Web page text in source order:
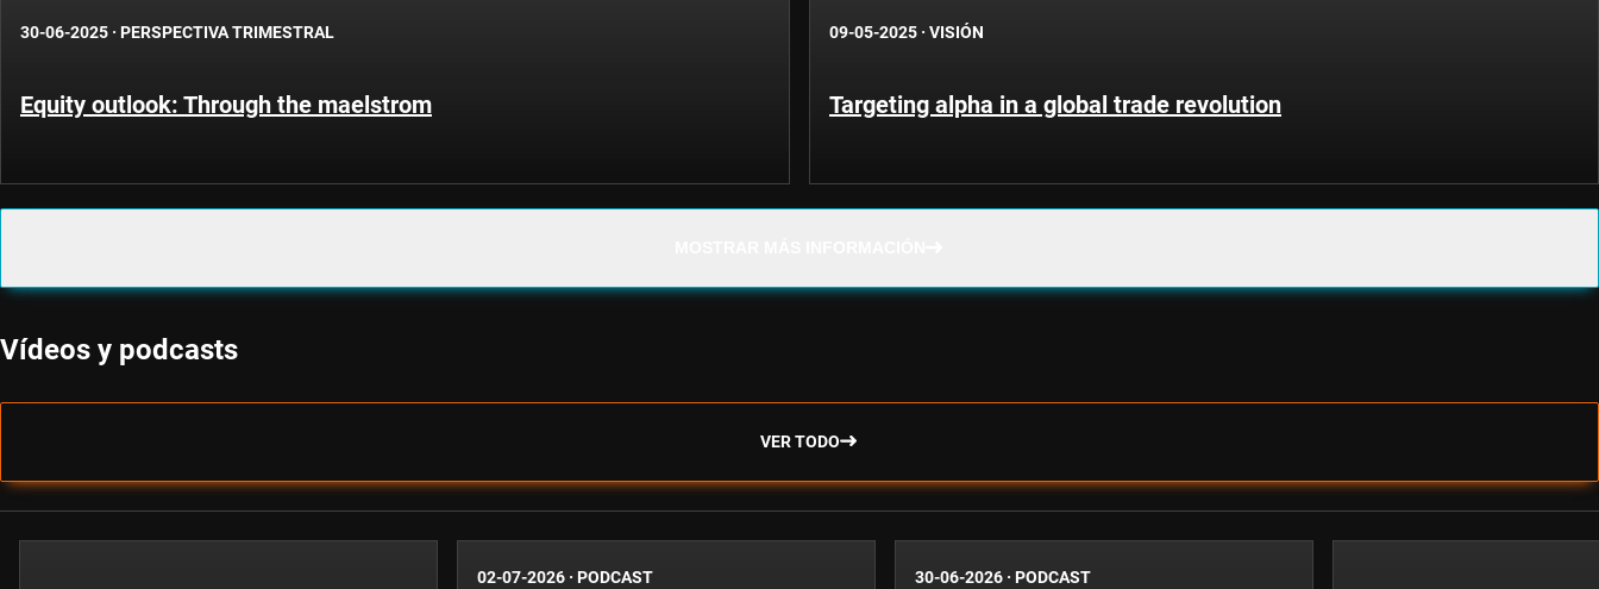
30-06-2025 · PERSPECTIVA TRIMESTRAL
Equity outlook: Through the maelstrom
09-05-2025 · VISIÓN
Targeting alpha in a global trade revolution
Vídeos y podcasts
VER TODO
02-07-2026 · PODCAST 30-06-2026 · PODCAST